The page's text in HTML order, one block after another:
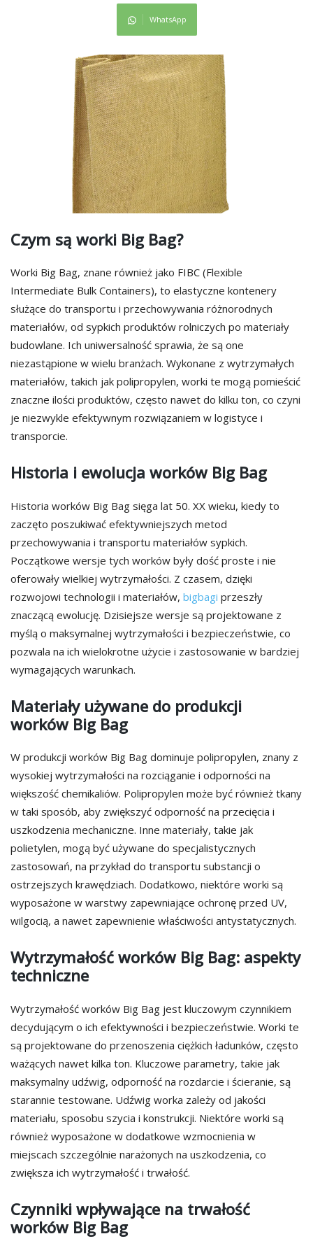
WhatsApp
Czym są worki Big Bag?
Worki Big Bag, znane również jako FIBC (Flexible
Intermediate Bulk Containers), to elastyczne kontenery
służące do transportu i przechowywania różnorodnych
materiałów, od sypkich produktów rolniczych po materiały
budowlane. Ich uniwersalność sprawia, że są one
niezastąpione w wielu branżach. Wykonane z wytrzymałych
materiałów, takich jak polipropylen, worki te mogą pomieścić
znaczne ilości produktów, często nawet do kilku ton, co czyni
je niezwykle efektywnym rozwiązaniem w logistyce i
transporcie.
Historia i ewolucja worków Big Bag
Historia worków Big Bag sięga lat 50. XX wieku, kiedy to
zaczęto poszukiwać efektywniejszych metod
przechowywania i transportu materiałów sypkich.
Początkowe wersje tych worków były dość proste i nie
oferowały wielkiej wytrzymałości. Z czasem, dzięki
rozwojowi technologii i materiałów, bigbagi przeszły
znaczącą ewolucję. Dzisiejsze wersje są projektowane z
myślą o maksymalnej wytrzymałości i bezpieczeństwie, co
pozwala na ich wielokrotne użycie i zastosowanie w bardziej
wymagających warunkach.
Materiały używane do produkcji
worków Big Bag
W produkcji worków Big Bag dominuje polipropylen, znany z
wysokiej wytrzymałości na rozciąganie i odporności na
większość chemikaliów. Polipropylen może być również tkany
w taki sposób, aby zwiększyć odporność na przecięcia i
uszkodzenia mechaniczne. Inne materiały, takie jak
polietylen, mogą być używane do specjalistycznych
zastosowań, na przykład do transportu substancji o
ostrzejszych krawędziach. Dodatkowo, niektóre worki są
wyposażone w warstwy zapewniające ochronę przed UV,
wilgocią, a nawet zapewnienie właściwości antystatycznych.
Wytrzymałość worków Big Bag: aspekty
techniczne
Wytrzymałość worków Big Bag jest kluczowym czynnikiem
decydującym o ich efektywności i bezpieczeństwie. Worki te
są projektowane do przenoszenia ciężkich ładunków, często
ważących nawet kilka ton. Kluczowe parametry, takie jak
maksymalny udźwig, odporność na rozdarcie i ścieranie, są
starannie testowane. Udźwig worka zależy od jakości
materiału, sposobu szycia i konstrukcji. Niektóre worki są
również wyposażone w dodatkowe wzmocnienia w
miejscach szczególnie narażonych na uszkodzenia, co
zwiększa ich wytrzymałość i trwałość.
Czynniki wpływające na trwałość
worków Big Bag